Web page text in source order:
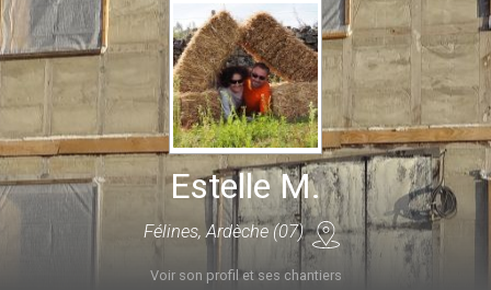
Estelle M.
Félines, Ardèche (07)
Voir son profil et ses chantiers